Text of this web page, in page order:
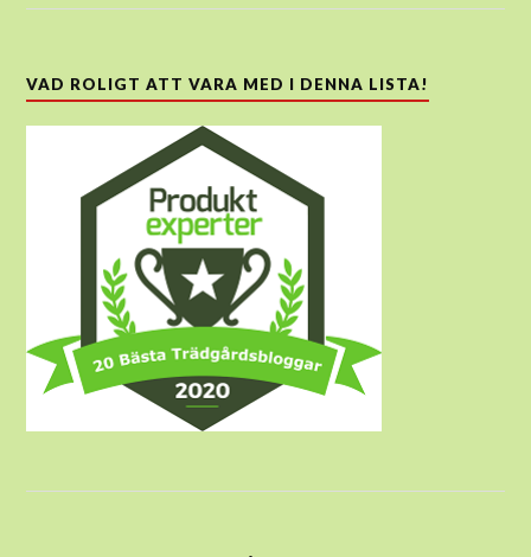
VAD ROLIGT ATT VARA MED I DENNA LISTA!